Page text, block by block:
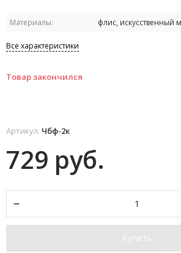
Материалы: флис, искусственный
Все характеристики
Товар закончился
Артикул: Чбф-2к
729 руб.
Купить